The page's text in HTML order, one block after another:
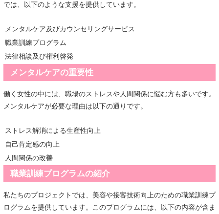
では、以下のような支援を提供しています。
メンタルケア及びカウンセリングサービス
職業訓練プログラム
法律相談及び権利啓発
メンタルケアの重要性
働く女性の中には、職場のストレスや人間関係に悩む方も多いです。
メンタルケアが必要な理由は以下の通りです。
ストレス解消による生産性向上
自己肯定感の向上
人間関係の改善
職業訓練プログラムの紹介
私たちのプロジェクトでは、美容や接客技術向上のための職業訓練プ
ログラムを提供しています。このプログラムには、以下の内容が含ま